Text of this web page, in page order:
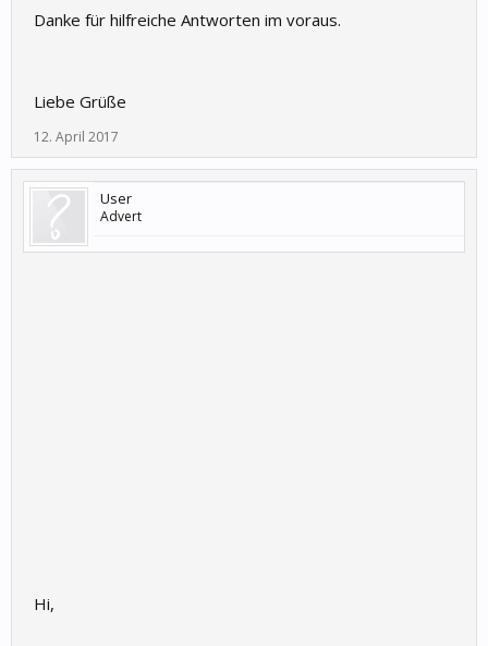
Danke für hilfreiche Antworten im voraus.
Liebe Grüße
12. April 2017
User
Advert
Hi,